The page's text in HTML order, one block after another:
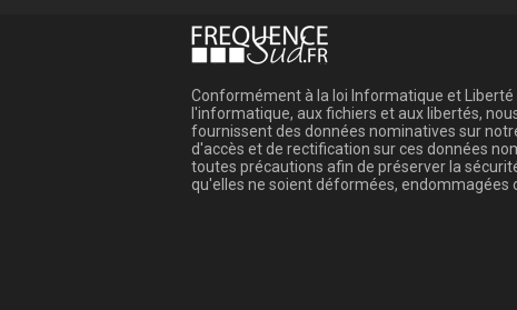
Conformément à la loi Informatique et Liberté
l'informatique, aux fichiers et aux libertés,
fournissent des données nominatives sur
d'accès et de rectification sur ces données
toutes précautions afin de préserver la
qu'elles ne soient déformées, endommagées